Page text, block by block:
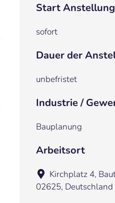
Start Anstellung
sofort
Dauer der
unbefristet
Industrie /
Bauplanung
Arbeitsort
Kirchplatz 4,
02625, Deutschland